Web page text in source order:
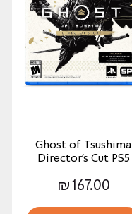
Ghost of Tsushima
Director's Cut PS5
₪ 167.00